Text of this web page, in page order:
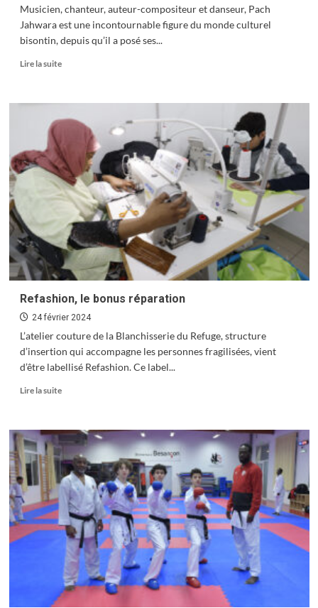
Musicien, chanteur, auteur-compositeur et danseur, Pach
Jahwara est une incontournable figure du monde culturel
bisontin, depuis qu’il a posé ses...
Lire la suiteEn
sur
L’afro-
reggae
Pach
Jahwara
Refashion, le bonus réparation
24 février 2024
L’atelier couture de la Blanchisserie du Refuge, structure
d’insertion qui accompagne les personnes fragilisées, vient
d’être labellisé Refashion. Ce label...
Lire la suiteEn
sur
Refashion,
le
bonus
réparation